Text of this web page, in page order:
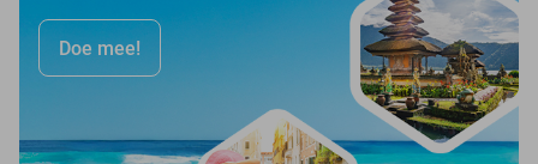
Doe mee!